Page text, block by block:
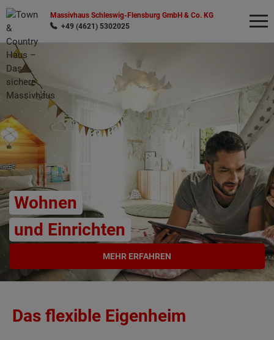
Massivhaus Schleswig-Flensburg GmbH & Co. KG
+49 (4621) 5302025
Wohnen
und Einrichten
MEHR ERFAHREN
Das flexible Eigenheim
Wonach möchten Sie suchen?